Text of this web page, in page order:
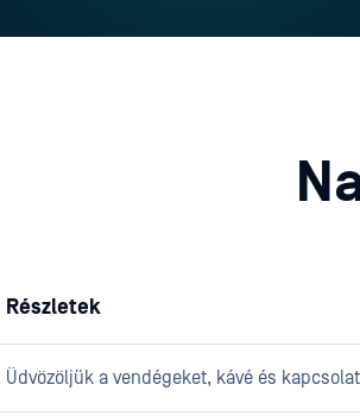
Részletek
Üdvözöljük a vendégeket, kávé és